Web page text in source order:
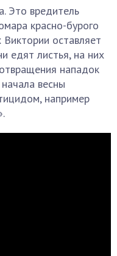
Это вредитель
красно-бурого
оставляет
едят листья, на них
нападок
весны
например